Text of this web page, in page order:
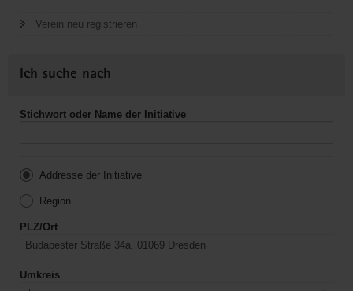
Verein neu registrieren
Ich suche nach
Stichwort oder Name der Initiative
Addresse der Initiative
Region
PLZ/Ort
Umkreis